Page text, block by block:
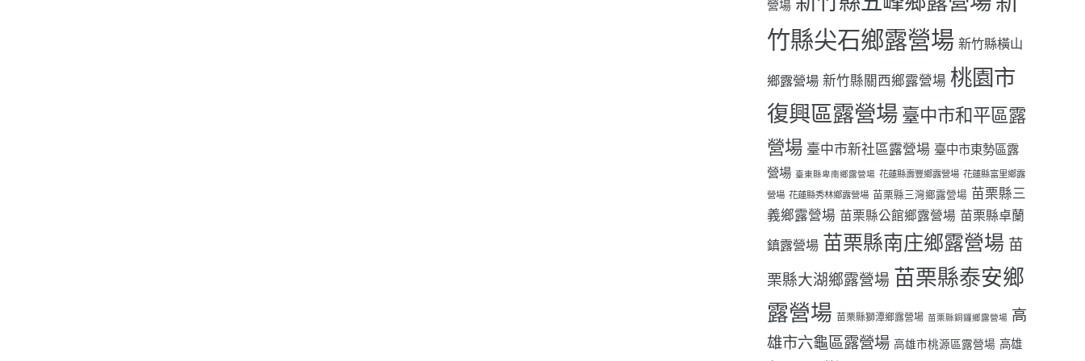
營場
竹縣尖石鄉露營場 新竹縣橫山
鄉露營場 新竹縣關西鄉露營場 桃園市
復興區露營場 臺中市和平區露
營場 臺中市新社區露營場 臺中市東勢區露
營場 臺東縣卑南鄉露營場 花蓮縣壽豐鄉露營場 花蓮縣富里鄉露
營場 花蓮縣秀林鄉露營場 苗栗縣三灣鄉露營場 苗栗縣三
義鄉露營場 苗栗縣公館鄉露營場 苗栗縣卓蘭
鎮露營場 苗栗縣南庄鄉露營場 苗
栗縣大湖鄉露營場 苗栗縣泰安鄉
露營場 苗栗縣獅潭鄉露營場 苗栗縣銅鑼鄉露營場 高
雄市六龜區露營場 高雄市桃源區露營場 高雄